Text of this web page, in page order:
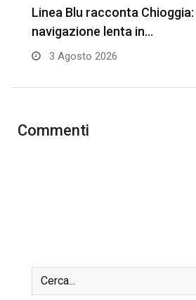
Linea Blu racconta Chioggia:
navigazione lenta in…
3 Agosto 2026
Commenti